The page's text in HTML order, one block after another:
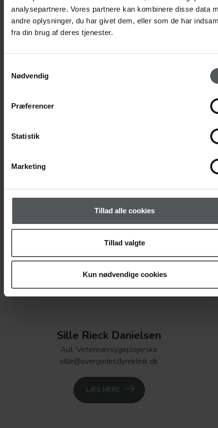
analysepartnere. Vores partnere kan kombinere disse data
andre oplysninger, du har givet dem, eller som de har
fra din brug af deres tjenester.
Nødvendig
Præferencer
Statistik
Marketing
Tillad alle cookies
Tillad valgte
Kun nødvendige cookies
Mia Hansson
Sille Rieck Danielsen
Aut. Veterinærsygeplejerske
sille@overgadesdyreklinik.dk
LÆS MERE